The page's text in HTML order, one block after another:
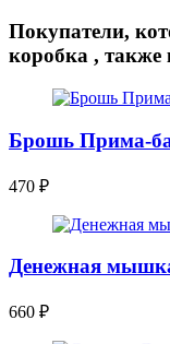
Покупатели,
коробка , также
Брошь Прима-
470 ₽
Денежная
660 ₽